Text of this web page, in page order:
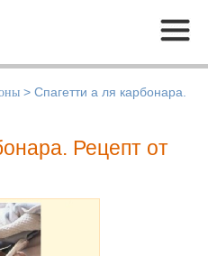
Меню
> Спагетти а ля карбонара.
Рецепт от